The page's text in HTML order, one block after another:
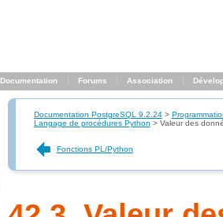
Documentation Forums Association
Documentation PostgreSQL 9.2.24>
Langage de procédures Python > Valeur des
Fonctions PL/Python